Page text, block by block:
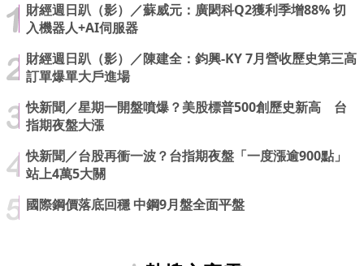
財經週日趴（影）／蘇威元：廣閎科Q2獲利季增88% 切
入機器人+AI伺服器
財經週日趴（影）／陳建全：鈞興-KY 7月營收歷史第三高
訂單爆單大戶進場
快新聞／星期一開盤噴爆？美股標普500創歷史新高 台
指期夜盤大漲
快新聞／台股再衝一波？台指期夜盤「一度漲逾900點」
站上4萬5大關
國際鋼價落底回穩 中鋼9月盤全面平盤